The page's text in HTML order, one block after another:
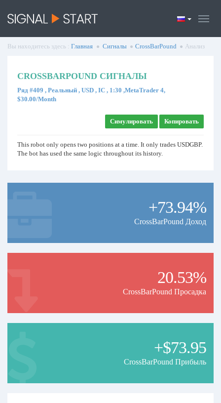
Вы находитесь здесь : Главная Сигналы CrossBarPound Анализ
CROSSBARPOUND СИГНАЛЫ
Ряд #409 , Реальный , USD , IC , 1:30 ,MetaTrader 4,
$30.00/Month
Симулировать Копировать
This robot only opens two positions at a time. It only trades USDGBP.
The bot has used the same logic throughout its history.
+73.94%
CrossBarPound Доход
20.53%
CrossBarPound Просадка
+$73.95
CrossBarPound Прибыль